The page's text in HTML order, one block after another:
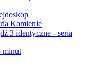
Kamienie
3 identyczne - seria
minut